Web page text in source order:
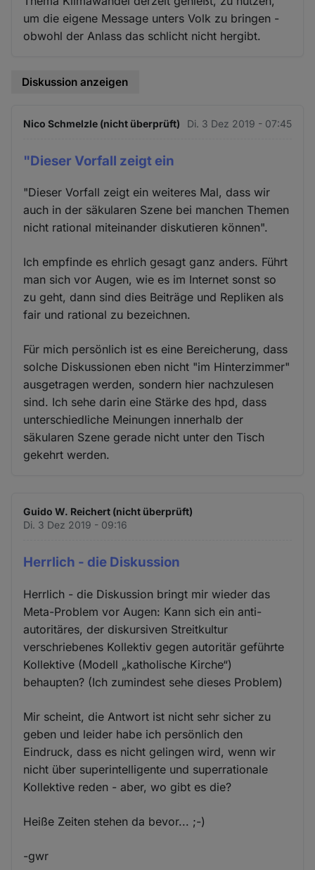
um die eigene Message unters Volk zu bringen -
obwohl der Anlass das schlicht nicht hergibt.
Diskussion anzeigen
Nico Schmelzle (nicht überprüft) Di. 3 Dez 2019 - 07:45
"Dieser Vorfall zeigt ein
"Dieser Vorfall zeigt ein weiteres Mal, dass wir
auch in der säkularen Szene bei manchen Themen
nicht rational miteinander diskutieren können".
Ich empfinde es ehrlich gesagt ganz anders. Führt
man sich vor Augen, wie es im Internet sonst so
zu geht, dann sind dies Beiträge und Repliken als
fair und rational zu bezeichnen.
Für mich persönlich ist es eine Bereicherung, dass
solche Diskussionen eben nicht "im Hinterzimmer"
ausgetragen werden, sondern hier nachzulesen
sind. Ich sehe darin eine Stärke des hpd, dass
unterschiedliche Meinungen innerhalb der
säkularen Szene gerade nicht unter den Tisch
gekehrt werden.
Guido W. Reichert (nicht überprüft)
Di. 3 Dez 2019 - 09:16
Herrlich - die Diskussion
Herrlich - die Diskussion bringt mir wieder das
Meta-Problem vor Augen: Kann sich ein anti-
autoritäres, der diskursiven Streitkultur
verschriebenes Kollektiv gegen autoritär geführte
Kollektive (Modell „katholische Kirche“)
behaupten? (Ich zumindest sehe dieses Problem)
Mir scheint, die Antwort ist nicht sehr sicher zu
geben und leider habe ich persönlich den
Eindruck, dass es nicht gelingen wird, wenn wir
nicht über superintelligente und superrationale
Kollektive reden - aber, wo gibt es die?
Heiße Zeiten stehen da bevor... ;-)
-gwr